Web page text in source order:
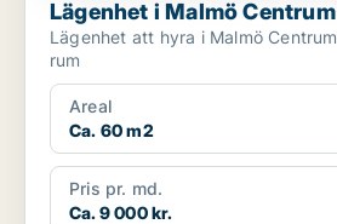
Lägenhet i Malmö Centrum
Lägenhet att hyra i Malmö Centrum Bostaden har 2
rum
Areal
Ca. 60 m2
Pris pr. md.
Ca. 9 000 kr.